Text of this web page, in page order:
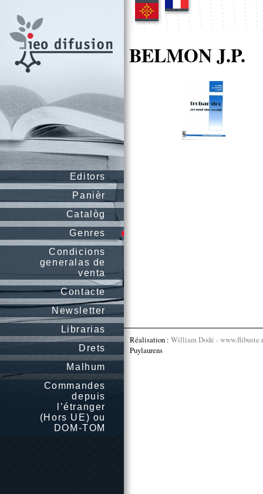
Editors
Panièr
Catalòg
Genres
Condicions
generalas de
venta
Contacte
Newsletter
Librarias
Drets
Malhum
Commandes
depuis
l’étranger
(Hors UE) ou
DOM-TOM
BELMON J.P.
Réalisation : William Dodé -
Puylaurens